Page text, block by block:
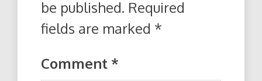
be published. Required
fields are marked *
Comment *